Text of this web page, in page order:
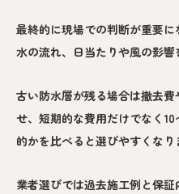
最終的に現場での判断が重要
水の流れ、日当たりや風の影響
古い防水層が残る場合は撤去
せ、短期的な費用だけでなく
的かを比べると選びやすくなり
業者選びでは過去施工例と保